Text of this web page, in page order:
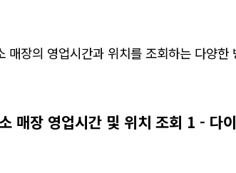
매장의 영업시간과 위치를 조회하는 다양
매장 영업시간 및 위치 조회 1 - 다